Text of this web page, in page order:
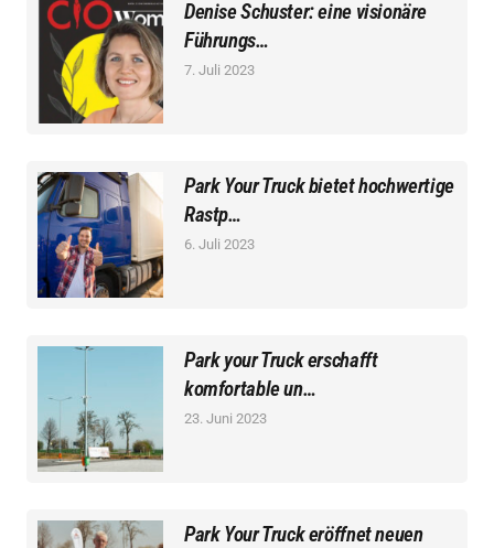
Denise Schuster: eine visionäre
Führungs…
7. Juli 2023
Park Your Truck bietet hochwertige
Rastp…
6. Juli 2023
Park your Truck erschafft
komfortable un…
23. Juni 2023
Park Your Truck eröffnet neuen